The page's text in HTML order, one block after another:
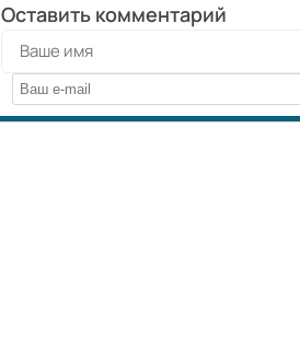
Оставить комментарий